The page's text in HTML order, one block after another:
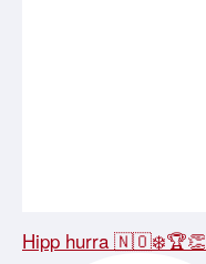
Hipp hurra 🇳🇴❄️🏆👏